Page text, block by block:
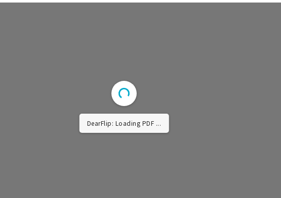
DearFlip: Loading PDF ...